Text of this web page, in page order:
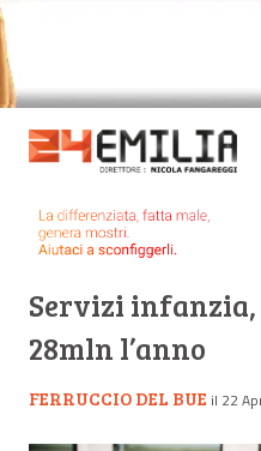
Servizi
28mln l’anno
FERRUCCIO DEL BUE il 22